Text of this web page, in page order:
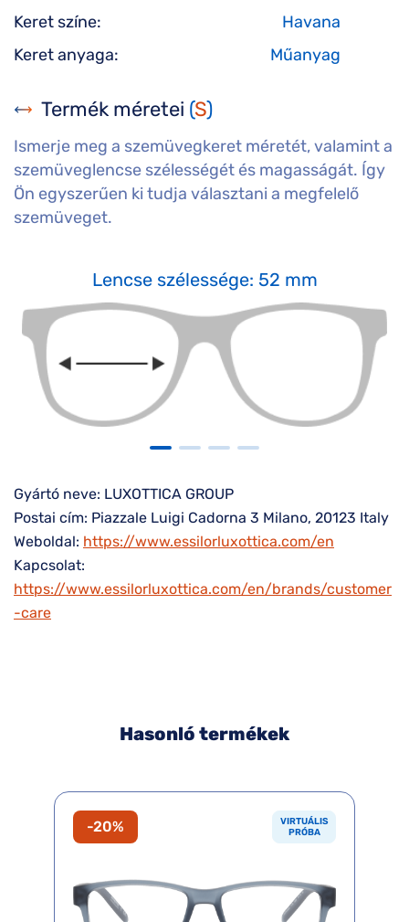
Keret színe:
Havana
Keret anyaga:
Műanyag
Termék méretei (S)
Ismerje meg a szemüvegkeret méretét, valamint a
szemüveglencse szélességét és magasságát. Így
Ön egyszerűen ki tudja választani a megfelelő
szemüveget.
Lencse szélessége: 52 mm
Gyártó neve: LUXOTTICA GROUP
Postai cím: Piazzale Luigi Cadorna 3 Milano, 20123 Italy
Weboldal: https://www.essilorluxottica.com/en
Kapcsolat:
https://www.essilorluxottica.com/en/brands/customer
-care
Hasonló termékek
-20%
VIRTUÁLIS
PRÓBA